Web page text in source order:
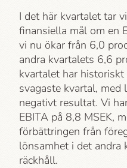
I det här kvartalet tar
finansiella mål om en
vi nu ökar från 6,0
andra kvartalets 6,6
kvartalet har
svagaste kvartal,
negativt resultat. Vi
EBITA på 8,8 MSEK,
förbättringen från
lönsamhet i det andra
räckhåll.